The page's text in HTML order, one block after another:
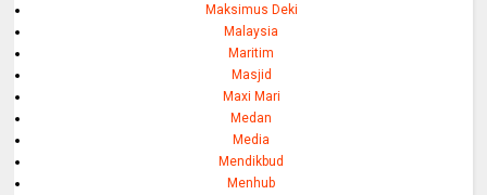
Maksimus Deki
Malaysia
Maritim
Masjid
Maxi Mari
Medan
Media
Mendikbud
Menhub